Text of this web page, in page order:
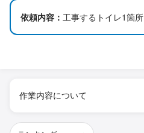
依頼内容： 工事するトイレ1箇所
作業内容について